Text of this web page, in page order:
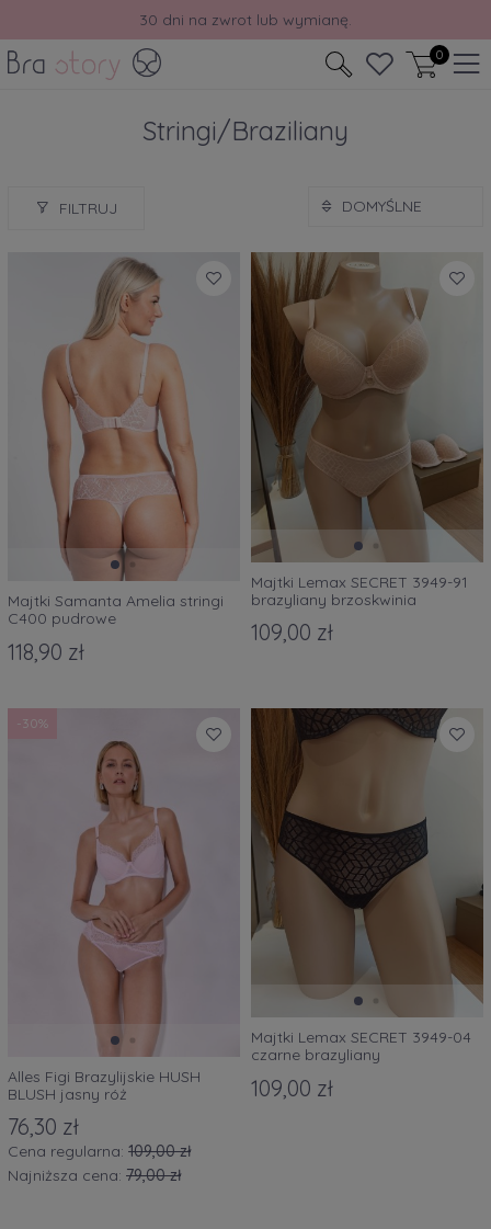
Odbierz rabat -10% na pierwsze zakupy.
0
Stringi/Braziliany
FILTRUJ
Majtki Samanta Amelia stringi
C400 pudrowe
118,90 zł
Majtki Lemax SECRET 3949-91
brazyliany brzoskwinia
109,00 zł
Alles Figi Brazylijskie HUSH
BLUSH jasny róż
76,30 zł
Cena regularna: 109,00 zł
Najniższa cena: 79,00 zł
-30%
Majtki Lemax SECRET 3949-04
czarne brazyliany
109,00 zł